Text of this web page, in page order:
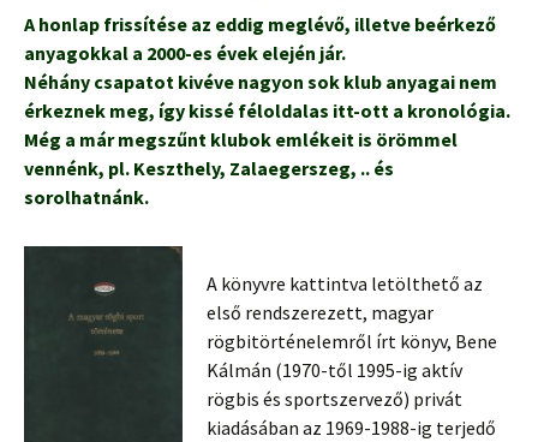
A honlap frissítése az eddig meglévő, illetve beérkező
anyagokkal a 2000-es évek elején jár.
Néhány csapatot kivéve nagyon sok klub anyagai nem
érkeznek meg, így kissé féloldalas itt-ott a kronológia.
Még a már megszűnt klubok emlékeit is örömmel
vennénk, pl. Keszthely, Zalaegerszeg, .. és
sorolhatnánk.
A könyvre kattintva letölthető az
első rendszerezett, magyar
rögbitörténelemről írt könyv, Bene
Kálmán (1970-től 1995-ig aktív
rögbis és sportszervező) privát
kiadásában az 1969-1988-ig terjedő